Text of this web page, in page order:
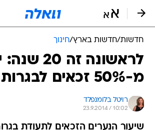
חדשות/חדשות בארץ/חינוך
לראשונה זה
מ-50% זכאים לבגרות
רויטל בלומנפלד
23.9.2014 / 10:02
שיעור הנערים הזכאים לתעודת